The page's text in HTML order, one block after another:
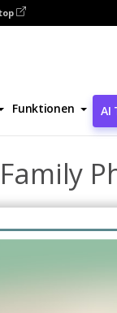
Funktionen AI
Familien-Fotobücher